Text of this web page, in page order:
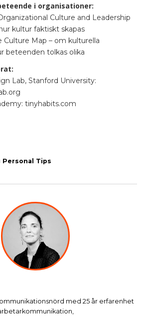
i organisationer:
Culture and Leadership
kultur faktiskt skapas
Culture Map – om kulturella
beteenden tolkas olika
Lab, Stanford University:
tinyhabits.com
Personal Tips
med 25 år erfarenhet